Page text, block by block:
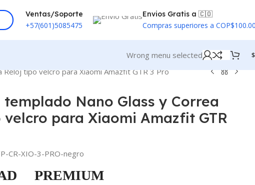
Ventas/Soporte
+57(601)5085475
Envios Gratis a 🇨🇴
Compras superiores a
Wrong menu selected $
tipo velcro para Xiaomi Amazfit GTR 3 Pro
Nano Glass y Correa
velcro para Xiaomi Amazfit GTR
CR-XIO-3-PRO-negro
PREMIUM